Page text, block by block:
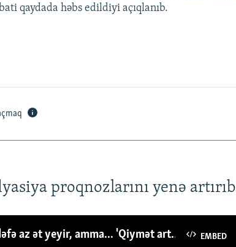
qaydada həbs edildiyi açıqlanıb.
proqnozlarını yenə artırıb
EMBED
Azərbaycanlı avropalıdan iki dəfə az ət yeyir, amma... 'Qiymət artımı qaçılmazdır'